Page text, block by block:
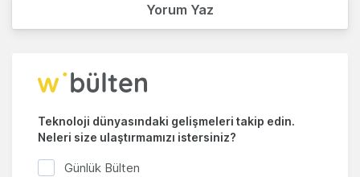
Yorum Yaz
Teknoloji dünyasındaki gelişmeleri takip edin.
Neleri size ulaştırmamızı istersiniz?
Günlük Bülten